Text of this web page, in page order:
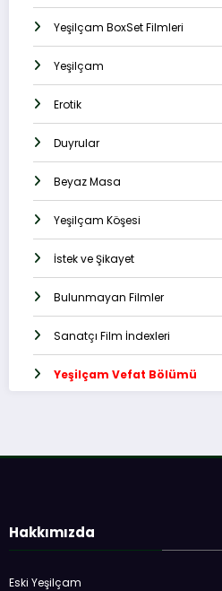
Yeşilçam BoxSet Filmleri
Yeşilçam
Erotik
Duyrular
Beyaz Masa
Yeşilçam Köşesi
İstek ve Şikayet
Bulunmayan Filmler
Sanatçı Film İndexleri
Yeşilçam Vefat Bölümü
Hakkımızda
Eski Yeşilçam